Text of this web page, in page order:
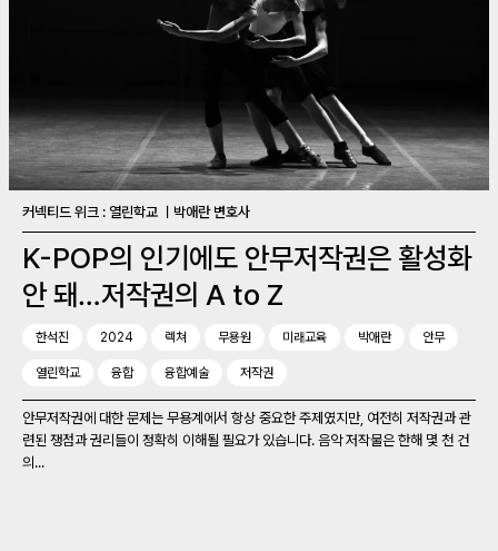
커넥티드 위크 : 열린학교 ㅣ박애란 변호사
K-POP의 인기에도 안무저작권은 활성화
안 돼…저작권의 A to Z
한석진 2024 렉쳐 무용원 미래교육 박애란 안무
열린학교 융합 융합예술 저작권
안무저작권에 대한 문제는 무용계에서 항상 중요한 주제였지만, 여전히 저작권과 관
련된 쟁점과 권리들이 정확히 이해될 필요가 있습니다. 음악 저작물은 한해 몇 천 건
의...